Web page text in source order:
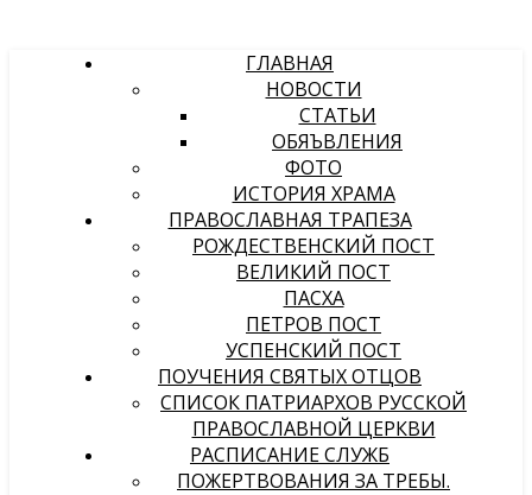
ГЛАВНАЯ
НОВОСТИ
СТАТЬИ
ОБЯЪВЛЕНИЯ
ФОТО
ИСТОРИЯ ХРАМА
ПРАВОСЛАВНАЯ ТРАПЕЗА
РОЖДЕСТВЕНСКИЙ ПОСТ
ВЕЛИКИЙ ПОСТ
ПАСХА
ПЕТРОВ ПОСТ
УСПЕНСКИЙ ПОСТ
ПОУЧЕНИЯ СВЯТЫХ ОТЦОВ
СПИСОК ПАТРИАРХОВ РУССКОЙ
ПРАВОСЛАВНОЙ ЦЕРКВИ
РАСПИСАНИЕ СЛУЖБ
ПОЖЕРТВОВАНИЯ ЗА ТРЕБЫ.